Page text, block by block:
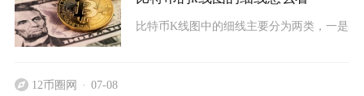
比特币K线图中的细线主要分为两类，一是
12币圈网 07-08